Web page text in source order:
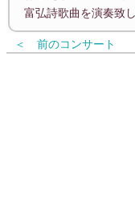
富弘詩歌曲を演奏致
＜ 前のコンサート